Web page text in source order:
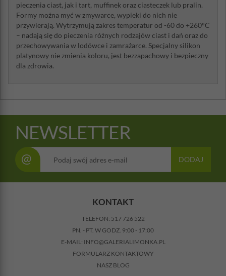
pieczenia ciast, jak i tart, muffinek oraz ciasteczek lub pralin.
Formy można myć w zmywarce, wypieki do nich nie
przywierają. Wytrzymują zakres temperatur od -60 do +260°C
– nadają się do pieczenia różnych rodzajów ciast i dań oraz do
przechowywania w lodówce i zamrażarce. Specjalny silikon
platynowy nie zmienia koloru, jest bezzapachowy i bezpieczny
dla zdrowia.
NEWSLETTER
@ DODAJ
KONTAKT
TELEFON: 517 726 522
PN. - PT. W GODZ. 9:00 - 17:00
E-MAIL: INFO@GALERIALIMONKA.PL
FORMULARZ KONTAKTOWY
NASZ BLOG